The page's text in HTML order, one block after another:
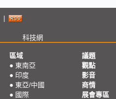
科技網
區域
● 東南亞
● 印度
● 東亞/中國
● 國際
議題
觀點
影音
商情
展會專區